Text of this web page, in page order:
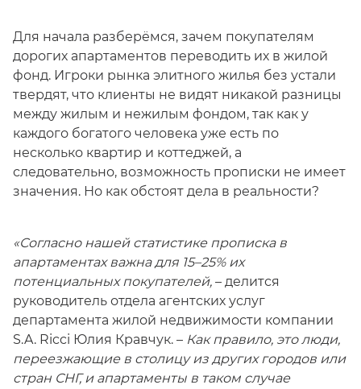
Для начала разберёмся, зачем покупателям
дорогих апартаментов переводить их в жилой
фонд. Игроки рынка элитного жилья без устали
твердят, что клиенты не видят никакой разницы
между жилым и нежилым фондом, так как у
каждого богатого человека уже есть по
несколько квартир и коттеджей, а
следовательно, возможность прописки не имеет
значения. Но как обстоят дела в реальности?
«Согласно нашей статистике прописка в
апартаментах важна для 15–25% их
потенциальных покупателей, – делится
руководитель отдела агентских услуг
департамента жилой недвижимости компании
S.A. Ricci Юлия Кравчук. – Как правило, это люди,
переезжающие в столицу из других городов или
стран СНГ, и апартаменты в таком случае